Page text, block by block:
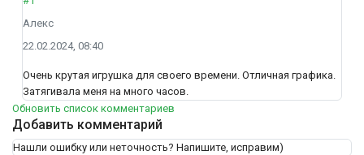
Алекс
22.02.2024, 08:40
Очень крутая игрушка для своего времени. Отличная графика.
Затягивала меня на много часов.
Обновить список комментариев
Добавить комментарий
Нашли ошибку или неточность? Напишите, исправим)